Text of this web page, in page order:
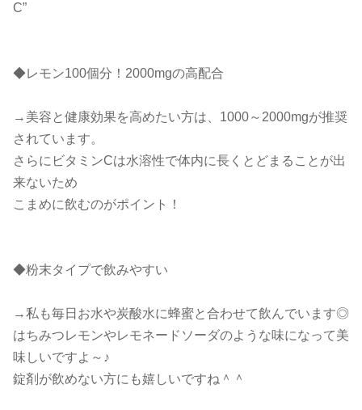
C”
◆レモン100個分！2000mgの高配合
→美容と健康効果を高めたい方は、1000～2000mgが推奨
されています。
さらにビタミンCは水溶性で体内に長くとどまることが出
来ないため
こまめに飲むのがポイント！
◆粉末タイプで飲みやすい
→私も毎日お水や炭酸水に蜂蜜と合わせて飲んでいます◎
はちみつレモンやレモネードソーダのような味になって美
味しいですよ～♪
錠剤が飲めない方にも嬉しいですね＾＾